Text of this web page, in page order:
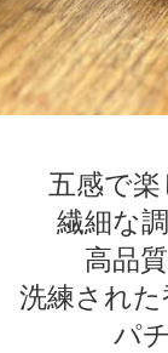
五感で
繊細な
高品
洗練され
パ